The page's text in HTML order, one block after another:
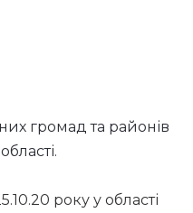
громад та районів
року у області